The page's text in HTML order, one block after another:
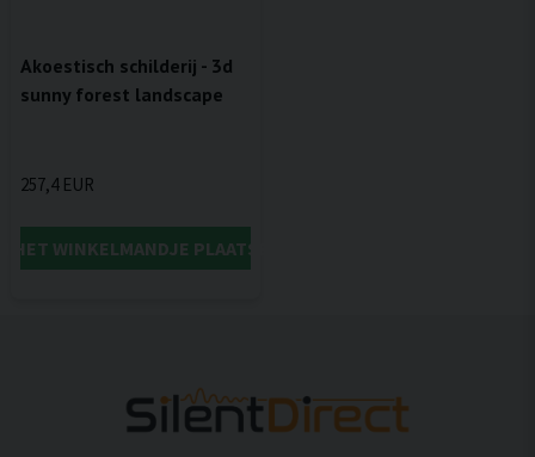
Akoestisch schilderij - 3d
sunny forest landscape
257,4 EUR
HET WINKELMANDJE PLAATSEN